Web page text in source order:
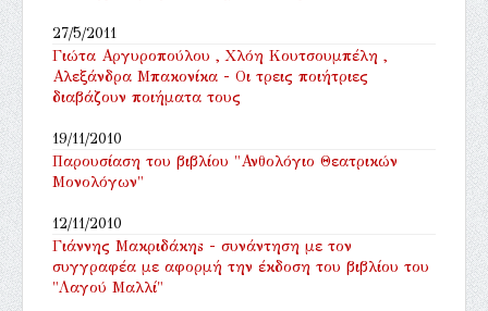
27/5/2011
Γιώτα Αργυροπούλου , Χλόη Κουτσουμπέλη ,
Αλεξάνδρα Μπακονίκα - Οι τρεις ποιήτριες
διαβάζουν ποιήματα τους
19/11/2010
Παρουσίαση του βιβλίου "Ανθολόγιο Θεατρικών
Μονολόγων"
12/11/2010
Γιάννης Μακριδάκηs - συνάντηση με τον
συγγραφέα με αφορμή την έκδοση του βιβλίου του
"Λαγού Μαλλί"